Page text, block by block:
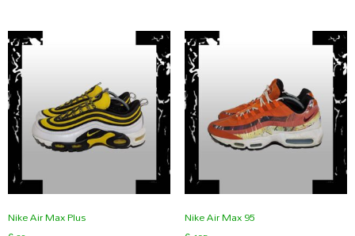
Nike Air Max Plus Nike Air Max 95